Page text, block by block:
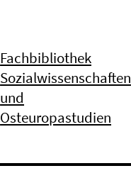
Fachbibliothek
Sozialwissenschaften
und
Osteuropastudien